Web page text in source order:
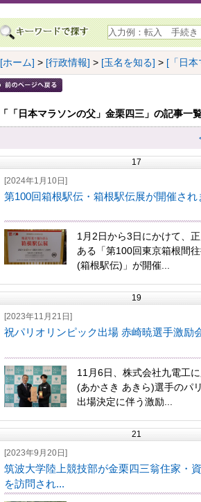
[ホーム] > [行政情報] > [玉名を知る] > [「日本
「「日本マラソンの父」金栗四三」の記事一
17
[2024年1月10日]
第100回箱根駅伝・箱根駅伝展が開催され
1月2日から3日にかけて、
ある「第100回東京箱根間
(箱根駅伝)」が開催...
19
[2023年11月21日]
祝パリオリンピック出場 赤崎暁選手激励
11月6日、株式会社九電工
(あかさき あきら)選手のパ
出場決定に伴う激励...
21
[2023年9月20日]
筑波大学陸上競技部が金栗四三翁住家・
を訪問され...